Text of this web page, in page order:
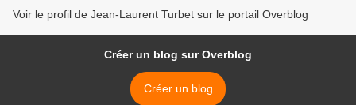
Voir le profil de Jean-Laurent Turbet sur le portail Overblog
Créer un blog sur Overblog
Créer un blog